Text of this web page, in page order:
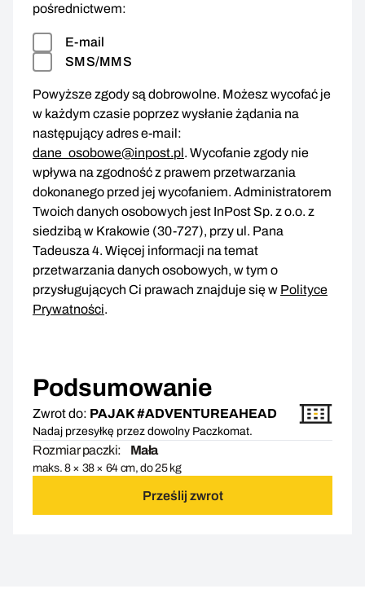
pośrednictwem:
E-mail
SMS/MMS
Powyższe zgody są dobrowolne. Możesz wycofać je
w każdym czasie poprzez wysłanie żądania na
następujący adres e-mail:
dane_osobowe@inpost.pl. Wycofanie zgody nie
wpływa na zgodność z prawem przetwarzania
dokonanego przed jej wycofaniem. Administratorem
Twoich danych osobowych jest InPost Sp. z o.o. z
siedzibą w Krakowie (30-727), przy ul. Pana
Tadeusza 4. Więcej informacji na temat
przetwarzania danych osobowych, w tym o
przysługujących Ci prawach znajduje się w Polityce
Prywatności.
Podsumowanie
Zwrot do: PAJAK #ADVENTUREAHEAD
Nadaj przesyłkę przez dowolny Paczkomat.
Rozmiar paczki: Mała
maks. 8 × 38 × 64 cm, do 25 kg
Prześlij zwrot